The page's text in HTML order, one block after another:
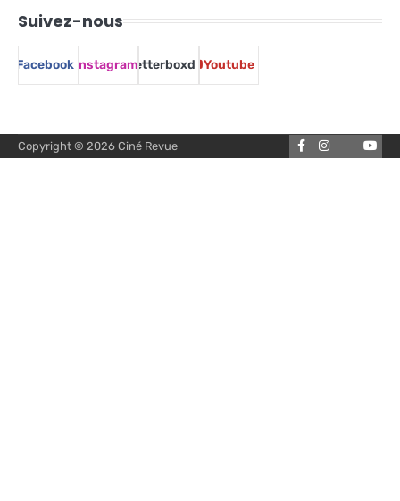
Suivez-nous
Facebook InstagramLetterboxd Youtube
Copyright © 2026 Ciné Revue FacebookInstagram